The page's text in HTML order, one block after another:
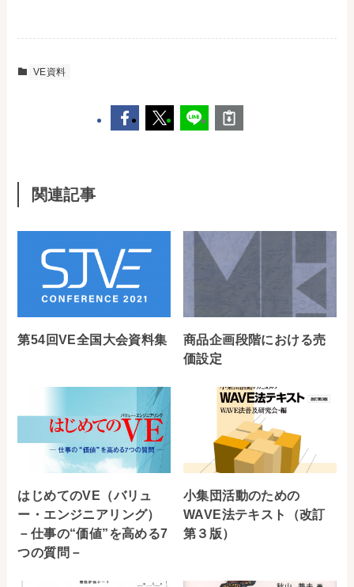
VE資料
関連記事
第54回VE全国大会資料集
商品企画段階における売
価設定
はじめてのVE（バリュ
ー・エンジニアリング）
－仕事の“価値”を高める7
つの質問－
小集団活動のための
WAVE法テキスト（改訂
第３版）